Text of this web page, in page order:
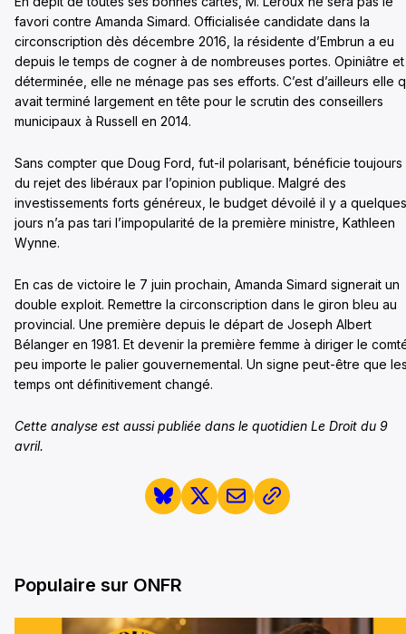
favori contre Amanda Simard. Officialisée candidate dans la
circonscription dès décembre 2016, la résidente d’Embrun a eu
depuis le temps de cogner à de nombreuses portes. Opiniâtre et
déterminée, elle ne ménage pas ses efforts. C’est d’ailleurs elle
avait terminé largement en tête pour le scrutin des conseillers
municipaux à Russell en 2014.
Sans compter que Doug Ford, fut-il polarisant, bénéficie toujours
du rejet des libéraux par l’opinion publique. Malgré des
investissements forts généreux, le budget dévoilé il y a quelques
jours n’a pas tari l’impopularité de la première ministre, Kathleen
Wynne.
En cas de victoire le 7 juin prochain, Amanda Simard signerait un
double exploit. Remettre la circonscription dans le giron bleu au
provincial. Une première depuis le départ de Joseph Albert
Bélanger en 1981. Et devenir la première femme à diriger le
peu importe le palier gouvernemental. Un signe peut-être que
temps ont définitivement changé.
Cette analyse est aussi publiée dans le quotidien Le Droit du 9
avril.
Populaire sur ONFR